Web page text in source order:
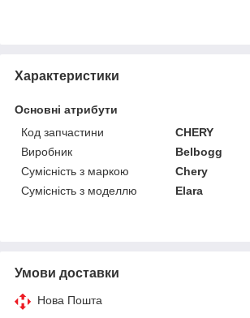
Характеристики
Основні атрибути
Код запчастини
CHERY
Виробник
Belbogg
Сумісність з маркою
Chery
Сумісність з моделлю
Elara
Умови доставки
Нова Пошта